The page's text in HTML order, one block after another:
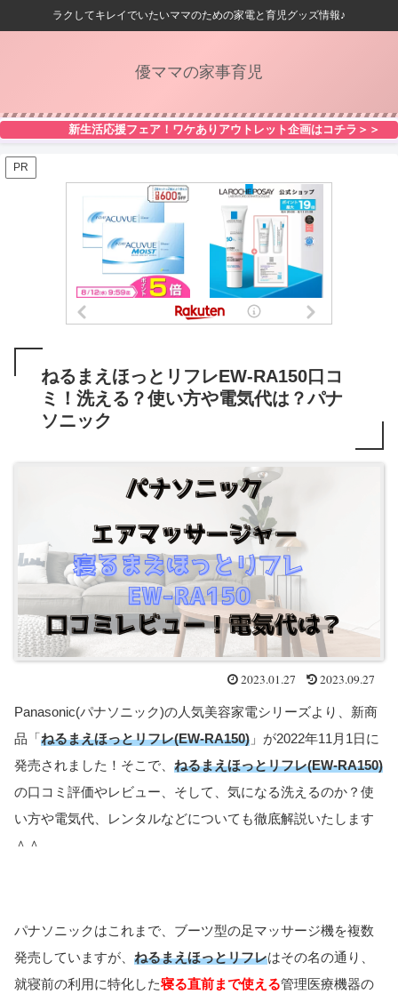
ラクしてキレイでいたいママのための家電と育児グッズ情報♪
優ママの家事育児
新生活応援フェア！ワケありアウトレット企画はコチラ＞＞
PR
ねるまえほっとリフレEW-RA150口コ
ミ！洗える？使い方や電気代は？パナ
ソニック
2023.01.27 2023.09.27
Panasonic(パナソニック)の人気美容家電シリーズより、新商
品「ねるまえほっとリフレ(EW-RA150) 」が2022年11月1日に
発売されました！そこで、 ねるまえほっとリフレ(EW-RA150)
の口コミ評価やレビュー、そして、気になる洗えるのか？使
い方や電気代、レンタルなどについても徹底解説いたします
＾＾
パナソニックはこれまで、ブーツ型の足マッサージ機を複数
発売していますが、 ねるまえほっとリフレはその名の通り、
就寝前の利用に特化した寝る直前まで使える管理医療機器の